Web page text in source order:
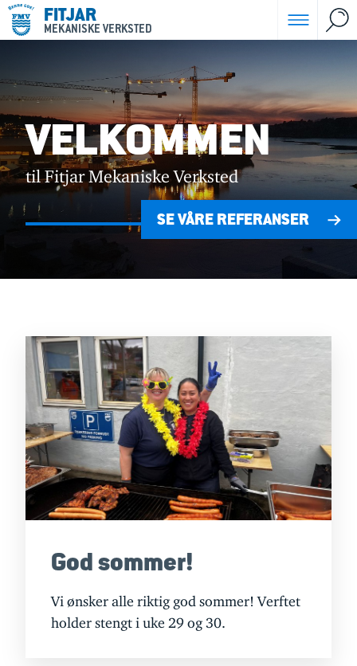
FITJAR
MEKANISKE VERKSTED
VELKOMMEN
til Fitjar Mekaniske Verksted
SE VÅRE REFERANSER
God sommer!
Vi ønsker alle riktig god sommer! Verftet
holder stengt i uke 29 og 30.